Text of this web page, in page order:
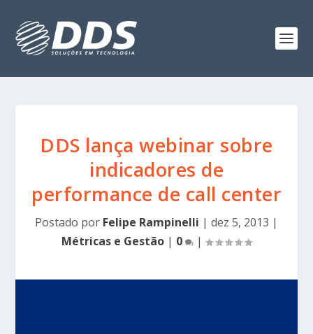
DDS lança webinar sobre
indicadores de
performance de call center
Postado por Felipe Rampinelli | dez 5, 2013 |
Métricas e Gestão | 0 |